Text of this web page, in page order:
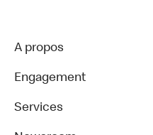
A propos
Engagement
Services